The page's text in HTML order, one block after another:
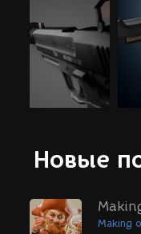
Новые
Making